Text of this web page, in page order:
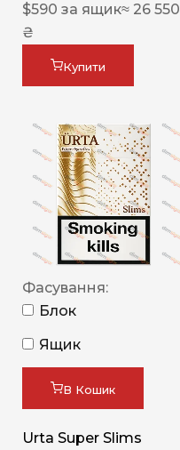
$590 за ящик≈ 26 550
₴
Купити
Фасування:
Блок
Ящик
В Кошик
Urta Super Slims